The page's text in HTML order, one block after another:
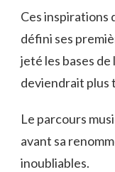
Ces inspirations
défini ses
jeté les bases de
deviendrait plus
Le parcours
avant sa
inoubliables.